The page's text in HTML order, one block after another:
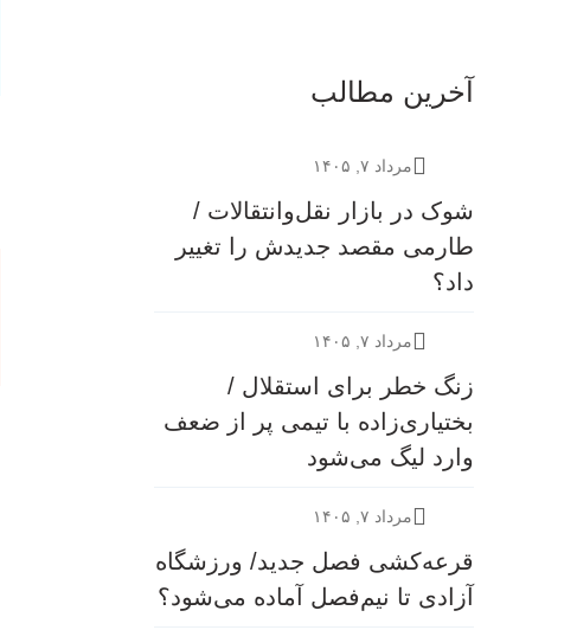
آخرین مطالب
مرداد ۷, ۱۴۰۵
شوک در بازار نقل‌وانتقالات /
طارمی مقصد جدیدش را تغییر
داد؟
مرداد ۷, ۱۴۰۵
زنگ خطر برای استقلال /
بختیاری‌زاده با تیمی پر از ضعف
وارد لیگ می‌شود
مرداد ۷, ۱۴۰۵
قرعه‎‌کشی فصل جدید/ ورزشگاه
آزادی تا نیم‌فصل آماده می‌شود؟